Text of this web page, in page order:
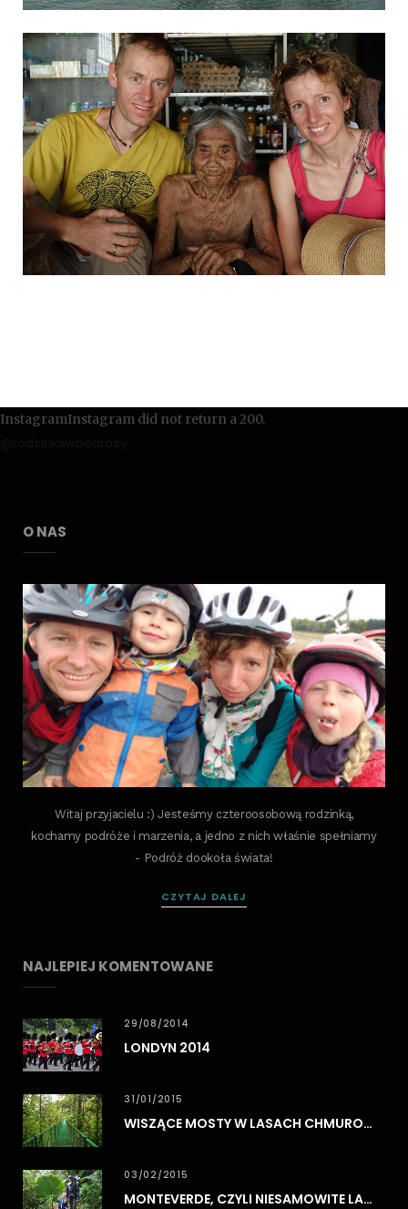
InstagramInstagram did not return a 200.
O NAS
Witaj przyjacielu :) Jesteśmy czteroosobową rodzinką,
kochamy podróże i marzenia, a jedno z nich właśnie spełniamy
- Podróż dookoła świata!
CZYTAJ DALEJ
NAJLEPIEJ KOMENTOWANE
29/08/2014
LONDYN 2014
31/01/2015
WISZĄCE MOSTY W LASACH CHMUROWYCH MONTEVERDE
03/02/2015
MONTEVERDE, CZYLI NIESAMOWITE LASY CHMUROWE